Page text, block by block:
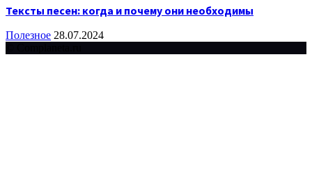
Тексты песен: когда и почему они необходимы
Полезное 28.07.2024